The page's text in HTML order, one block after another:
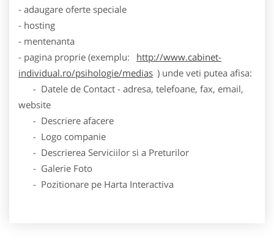
- adaugare oferte speciale
- hosting
- mentenanta
- pagina proprie (exemplu:
http://www.cabinet-
individual.ro/psihologie/medias ) unde veti putea afisa:
- Datele de Contact - adresa, telefoane, fax, email,
website
- Descriere afacere
- Logo companie
- Descrierea Serviciilor si a Preturilor
- Galerie Foto
- Pozitionare pe Harta Interactiva